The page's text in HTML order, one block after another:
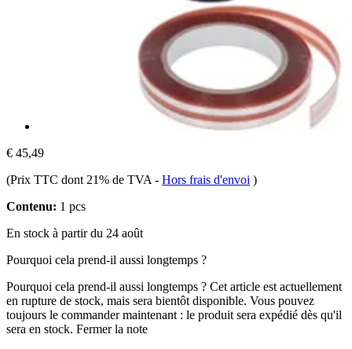
€ 45,49
(Prix TTC dont 21% de TVA - Hors frais d'envoi )
Contenu: 1 pcs
En stock à partir du 24 août
Pourquoi cela prend-il aussi longtemps ?
Pourquoi cela prend-il aussi longtemps ? Cet article est actuellement
en rupture de stock, mais sera bientôt disponible. Vous pouvez
toujours le commander maintenant : le produit sera expédié dès qu'il
sera en stock. Fermer la note